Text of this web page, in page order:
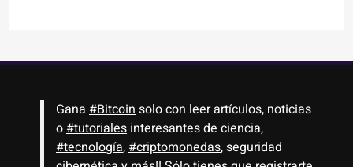
Gana #Bitcoin solo con leer artículos, noticias
o #tutoriales interesantes de ciencia,
#tecnología, #criptomonedas, seguridad